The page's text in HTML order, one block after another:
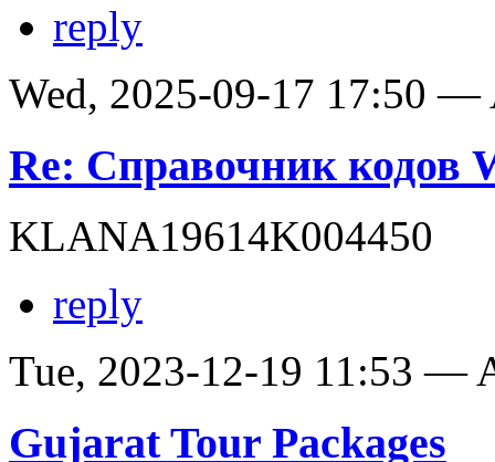
reply
Wed, 2025-09-17 17:50 —
Re: Справочник кодов
KLANA19614K004450
reply
Tue, 2023-12-19 11:53 —
Gujarat Tour Packages